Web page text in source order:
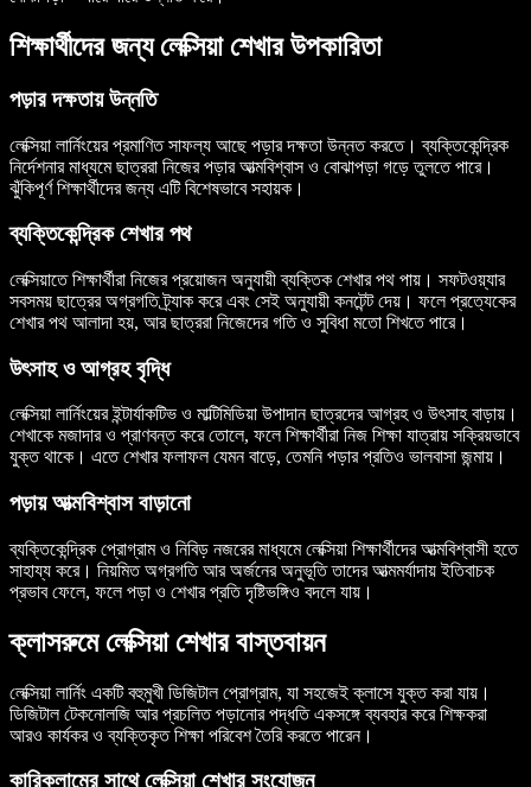
শিক্ষার্থীদের জন্য লেক্সিয়া শেখার উপকারিতা
পড়ার দক্ষতায় উন্নতি
লেক্সিয়া লার্নিংয়ের প্রমাণিত সাফল্য আছে পড়ার দক্ষতা উন্নত করতে। ব্যক্তিকেন্দ্রিক
নির্দেশনার মাধ্যমে ছাত্ররা নিজের পড়ার আত্মবিশ্বাস ও বোঝাপড়া গড়ে তুলতে পারে।
ঝুঁকিপূর্ণ শিক্ষার্থীদের জন্য এটি বিশেষভাবে সহায়ক।
ব্যক্তিকেন্দ্রিক শেখার পথ
লেক্সিয়াতে শিক্ষার্থীরা নিজের প্রয়োজন অনুযায়ী ব্যক্তিক শেখার পথ পায়। সফটওয়্যার
সবসময় ছাত্রের অগ্রগতি ট্র্যাক করে এবং সেই অনুযায়ী কনটেন্ট দেয়। ফলে প্রত্যেকের
শেখার পথ আলাদা হয়, আর ছাত্ররা নিজেদের গতি ও সুবিধা মতো শিখতে পারে।
উৎসাহ ও আগ্রহ বৃদ্ধি
লেক্সিয়া লার্নিংয়ের ইন্টার্যাকটিভ ও মাল্টিমিডিয়া উপাদান ছাত্রদের আগ্রহ ও উৎসাহ বাড়ায়।
শেখাকে মজাদার ও প্রাণবন্ত করে তোলে, ফলে শিক্ষার্থীরা নিজ শিক্ষা যাত্রায় সক্রিয়ভাবে
যুক্ত থাকে। এতে শেখার ফলাফল যেমন বাড়ে, তেমনি পড়ার প্রতিও ভালবাসা জন্মায়।
পড়ায় আত্মবিশ্বাস বাড়ানো
ব্যক্তিকেন্দ্রিক প্রোগ্রাম ও নিবিড় নজরের মাধ্যমে লেক্সিয়া শিক্ষার্থীদের আত্মবিশ্বাসী হতে
সাহায্য করে। নিয়মিত অগ্রগতি আর অর্জনের অনুভূতি তাদের আত্মমর্যাদায় ইতিবাচক
প্রভাব ফেলে, ফলে পড়া ও শেখার প্রতি দৃষ্টিভঙ্গিও বদলে যায়।
ক্লাসরুমে লেক্সিয়া শেখার বাস্তবায়ন
লেক্সিয়া লার্নিং একটি বহুমুখী ডিজিটাল প্রোগ্রাম, যা সহজেই ক্লাসে যুক্ত করা যায়।
ডিজিটাল টেকনোলজি আর প্রচলিত পড়ানোর পদ্ধতি একসঙ্গে ব্যবহার করে শিক্ষকরা
আরও কার্যকর ও ব্যক্তিকৃত শিক্ষা পরিবেশ তৈরি করতে পারেন।
কারিকুলামের সাথে লেক্সিয়া শেখার সংযোজন